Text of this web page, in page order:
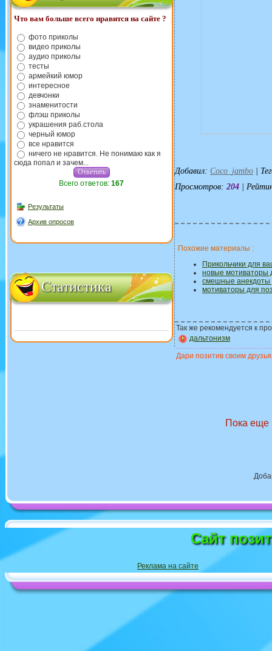
Что вам больше всего нравится на сайте ?
фото приколы
видео приколы
аудио приколы
тесты
армейкий юмор
интересное
девчонки
знаменитости
флэш приколы
украшения раб.стола
черный юмор
все нравится
ничего не нравится. Не понимаю как я
сюда попал и зачем...
Всего ответов: 167
Результаты
Архив опросов
Статистика
Добавил: Coco_jambo
Просмотров: 204
Похожие материалы :
Прикольчики для
новые мотиваторы
смешные анекдоты
мотиваторы для
Так же рекомендуется к
дальтонизм
Дари позитив своим
Пока еще
Сайт
Реклама на сайте